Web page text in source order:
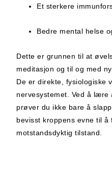
Et sterkere
Bedre mental helse
Dette er grunnen til at
meditasjon og til og med
De er direkte, fysiologiske
nervesystemet. Ved å lære
prøver du ikke bare å
bevisst kroppens evne til
motstandsdyktig tilstand.